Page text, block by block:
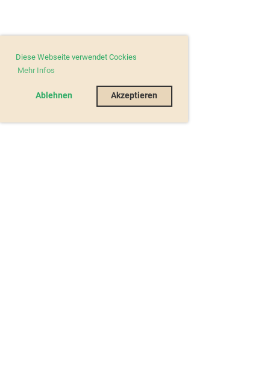
Diese Webseite verwendet Cockies
Mehr Infos
Ablehnen Akzeptieren